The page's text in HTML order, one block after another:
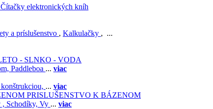
Čítačky elektronických kníh
a príslušenstvo , Kalkulačky , ...
- SLNKO - VODA
Paddleboa ... viac
... viac
PRISLUŠENSTVO K BÁZENOM
, Schodíky, Vy ... viac